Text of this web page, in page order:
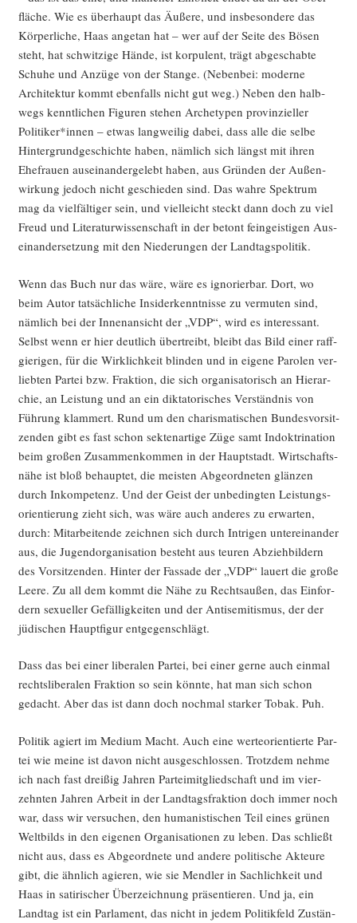
flä­che. Wie es über­haupt das Äuße­re, und ins­be­son­de­re das
Kör­per­li­che, Haas ange­tan hat – wer auf der Sei­te des Bösen
steht, hat schwit­zi­ge Hän­de, ist kor­pu­lent, trägt abge­schab­te
Schu­he und Anzü­ge von der Stan­ge. (Neben­bei: moder­ne
Archi­tek­tur kommt eben­falls nicht gut weg.) Neben den halb­
wegs kennt­li­chen Figu­ren ste­hen Arche­ty­pen pro­vin­zi­el­ler
Politiker*innen – etwas lang­wei­lig dabei, dass alle die sel­be
Hin­ter­grund­ge­schich­te haben, näm­lich sich längst mit ihren
Ehe­frau­en aus­ein­an­der­ge­lebt haben, aus Grün­den der Außen­
wir­kung jedoch nicht geschie­den sind. Das wah­re Spek­trum
mag da viel­fäl­ti­ger sein, und viel­leicht steckt dann doch zu viel
Freud und Lite­ra­tur­wis­sen­schaft in der betont fein­geis­ti­gen Aus­
ein­an­der­set­zung mit den Nie­de­run­gen der Landtagspolitik.
Wenn das Buch nur das wäre, wäre es igno­rier­bar. Dort, wo
beim Autor tat­säch­li­che Insi­der­kennt­nis­se zu ver­mu­ten sind,
näm­lich bei der Innen­an­sicht der „VDP“, wird es inter­es­sant.
Selbst wenn er hier deut­lich über­treibt, bleibt das Bild einer raff­
gie­ri­gen, für die Wirk­lich­keit blin­den und in eige­ne Paro­len ver­
lieb­ten Par­tei bzw. Frak­ti­on, die sich orga­ni­sa­to­risch an Hier­ar­
chie, an Leis­tung und an ein dik­ta­to­ri­sches Ver­ständ­nis von
Füh­rung klam­mert. Rund um den cha­ris­ma­ti­schen Bun­des­vor­sit­
zen­den gibt es fast schon sek­ten­ar­ti­ge Züge samt Indok­tri­na­ti­on
beim gro­ßen Zusam­men­kom­men in der Haupt­stadt. Wirt­schafts­
nä­he ist bloß behaup­tet, die meis­ten Abge­ord­ne­ten glän­zen
durch Inkom­pe­tenz. Und der Geist der unbe­ding­ten Leis­tungs­
ori­en­tie­rung zieht sich, was wäre auch ande­res zu erwar­ten,
durch: Mit­ar­bei­ten­de zeich­nen sich durch Intri­gen unter­ein­an­der
aus, die Jugend­or­ga­ni­sa­ti­on besteht aus teu­ren Abzieh­bil­dern
des Vor­sit­zen­den. Hin­ter der Fas­sa­de der „VDP“ lau­ert die gro­ße
Lee­re. Zu all dem kommt die Nähe zu Rechts­au­ßen, das Ein­for­
dern sexu­el­ler Gefäl­lig­kei­ten und der Anti­se­mi­tis­mus, der der
jüdi­schen Haupt­fi­gur entgegenschlägt.
Dass das bei einer libe­ra­len Par­tei, bei einer ger­ne auch ein­mal
rechts­li­be­ra­len Frak­ti­on so sein könn­te, hat man sich schon
gedacht. Aber das ist dann doch noch­mal star­ker Tobak. Puh.
Poli­tik agiert im Medi­um Macht. Auch eine wer­te­ori­en­tier­te Par­
tei wie mei­ne ist davon nicht aus­ge­schlos­sen. Trotz­dem neh­me
ich nach fast drei­ßig Jah­ren Par­tei­mit­glied­schaft und im vier­
zehn­ten Jah­ren Arbeit in der Land­tags­frak­ti­on doch immer noch
war, dass wir ver­su­chen, den huma­nis­ti­schen Teil eines grü­nen
Welt­bilds in den eige­nen Orga­ni­sa­tio­nen zu leben. Das schließt
nicht aus, dass es Abge­ord­ne­te und ande­re poli­ti­sche Akteu­re
gibt, die ähn­lich agie­ren, wie sie Mend­ler in Sach­lich­keit und
Haas in sati­ri­scher Über­zeich­nung prä­sen­tie­ren. Und ja, ein
Land­tag ist ein Par­la­ment, das nicht in jedem Poli­tik­feld Zustän­